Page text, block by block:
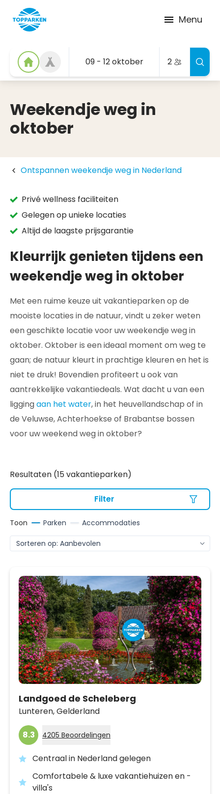
Menu
09 - 12 oktober 2
Weekendje weg in
oktober
Ontspannen weekendje weg in Nederland
Privé wellness faciliteiten
Gelegen op unieke locaties
Altijd de laagste prijsgarantie
Kleurrijk genieten tijdens een
weekendje weg in oktober
Met een ruime keuze uit vakantieparken op de
mooiste locaties in de natuur, vindt u zeker weten
een geschikte locatie voor uw weekendje weg in
oktober. Oktober is een ideaal moment om weg te
gaan; de natuur kleurt in prachtige kleuren en het is
niet te druk! Bovendien profiteert u ook van
aantrekkelijke vakantiedeals. Wat dacht u van een
liggingaan het water, in het heuvellandschap of in
de Veluwse, Achterhoekse of Brabantse bossen
voor uw weekend weg in oktober?
Resultaten (15 vakantieparken)
Filter
Toon Parken Accommodaties
Landgoed de Scheleberg
Lunteren,Gelderland
8.3 4205 Beoordelingen
Centraal in Nederland gelegen
Comfortabele & luxe vakantiehuizen en -
villa's